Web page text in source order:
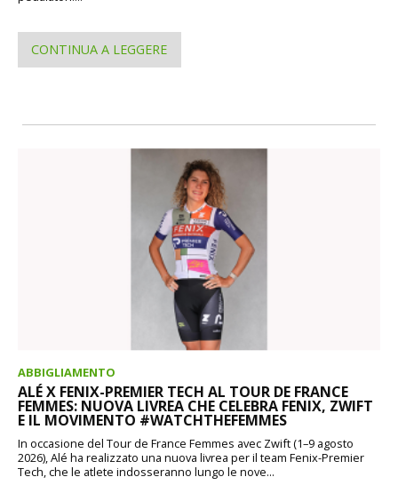
CONTINUA A LEGGERE
ABBIGLIAMENTO
ALÉ X FENIX-PREMIER TECH AL TOUR DE FRANCE
FEMMES: NUOVA LIVREA CHE CELEBRA FENIX, ZWIFT
E IL MOVIMENTO #WATCHTHEFEMMES
In occasione del Tour de France Femmes avec Zwift (1–9 agosto
2026), Alé ha realizzato una nuova livrea per il team Fenix-Premier
Tech, che le atlete indosseranno lungo le nove...